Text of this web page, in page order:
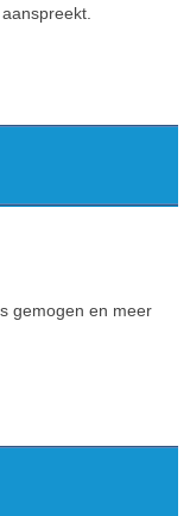
gemogen en meer